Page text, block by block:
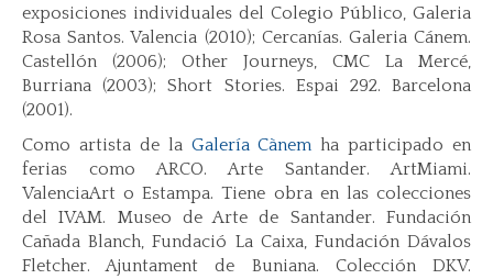
exposiciones individuales del Colegio Público, Galeria
Rosa Santos. Valencia (2010); Cercanías. Galeria Cánem.
Castellón (2006); Other Journeys, CMC La Mercé,
Burriana (2003); Short Stories. Espai 292. Barcelona
(2001).
Como artista de la Galería Cànem ha participado en
ferias como ARCO. Arte Santander. ArtMiami.
ValenciaArt o Estampa. Tiene obra en las colecciones
del IVAM. Museo de Arte de Santander. Fundación
Cañada Blanch, Fundació La Caixa, Fundación Dávalos
Fletcher. Ajuntament de Buniana. Colección DKV.